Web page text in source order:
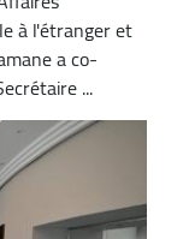
à l'étranger et
a co-
...